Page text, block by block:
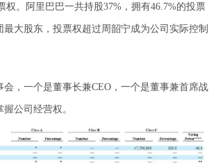
权。阿里巴巴一共持股37%，拥有46.7%的投票
大股东，投票权超过周韶宁成为公司实际控制
会，一个是董事长兼CEO，一个是董事兼首席战
公司经营权。